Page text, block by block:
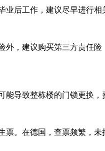
业后工作，建议尽早进行
外，建议购买第三方责任
能导致整栋楼的门锁更换
票。在德国，查票频繁，